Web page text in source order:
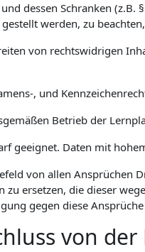
dessen Schranken
werden, zu beachten,
von rechtswidrigen
, und
Betrieb der
geeignet. Daten mit
von allen
ersetzen, die dieser
gegen diese
von